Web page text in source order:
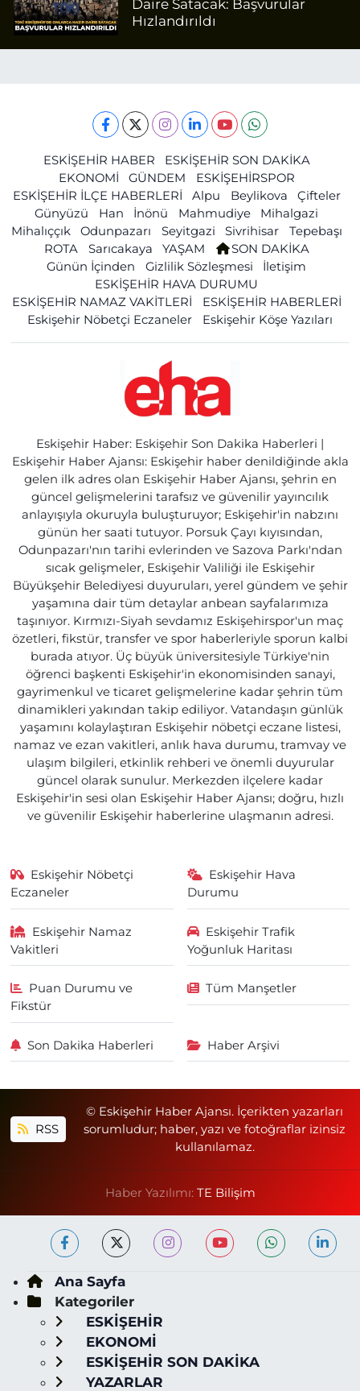
Daire Satacak: Başvurular
Hızlandırıldı
ESKİŞEHİR HABER
ESKİŞEHİR SON DAKİKA
EKONOMİ
GÜNDEM
ESKİŞEHİRSPOR
ESKİŞEHİR İLÇE HABERLERİ
Alpu Beylikova
Çifteler
Günyüzü
Han İnönü Mahmudiye
Mihalgazi
Mihalıççık
Odunpazarı Seyitgazi Sivrihisar
Tepebaşı
ROTA
Sarıcakaya YAŞAM
SON DAKİKA
Günün İçinden
Gizlilik Sözleşmesi
İletişim
ESKİŞEHİR HAVA DURUMU
ESKİŞEHİR NAMAZ VAKİTLERİ
ESKİŞEHİR HABERLERİ
Eskişehir Nöbetçi Eczaneler
Eskişehir Köşe Yazıları
Eskişehir Haber: Eskişehir Son Dakika Haberleri |
Eskişehir Haber Ajansı: Eskişehir haber denildiğinde akla
gelen ilk adres olan Eskişehir Haber Ajansı, şehrin en
güncel gelişmelerini tarafsız ve güvenilir yayıncılık
anlayışıyla okuruyla buluşturuyor; Eskişehir'in nabzını
günün her saati tutuyor. Porsuk Çayı kıyısından,
Odunpazarı'nın tarihi evlerinden ve Sazova Parkı'ndan
sıcak gelişmeler, Eskişehir Valiliği ile Eskişehir
Büyükşehir Belediyesi duyuruları, yerel gündem ve şehir
yaşamına dair tüm detaylar anbean sayfalarımıza
taşınıyor. Kırmızı-Siyah sevdamız Eskişehirspor'un maç
özetleri, fikstür, transfer ve spor haberleriyle sporun kalbi
burada atıyor. Üç büyük üniversitesiyle Türkiye'nin
öğrenci başkenti Eskişehir'in ekonomisinden sanayi,
gayrimenkul ve ticaret gelişmelerine kadar şehrin tüm
dinamikleri yakından takip ediliyor. Vatandaşın günlük
yaşamını kolaylaştıran Eskişehir nöbetçi eczane listesi,
namaz ve ezan vakitleri, anlık hava durumu, tramvay ve
ulaşım bilgileri, etkinlik rehberi ve önemli duyurular
güncel olarak sunulur. Merkezden ilçelere kadar
Eskişehir'in sesi olan Eskişehir Haber Ajansı; doğru, hızlı
ve güvenilir Eskişehir haberlerine ulaşmanın adresi.
Eskişehir Nöbetçi
Eczaneler
Eskişehir Hava
Durumu
Eskişehir Namaz
Vakitleri
Eskişehir Trafik
Yoğunluk Haritası
Puan Durumu ve
Fikstür
Tüm Manşetler
Son Dakika Haberleri Haber Arşivi
RSS
© Eskişehir Haber Ajansı. İçerikten yazarları
sorumludur; haber, yazı ve fotoğraflar izinsiz
kullanılamaz.
Haber Yazılımı: TE Bilişim
Ana Sayfa
Kategoriler
ESKİŞEHİR
EKONOMİ
ESKİŞEHİR SON DAKİKA
YAZARLAR